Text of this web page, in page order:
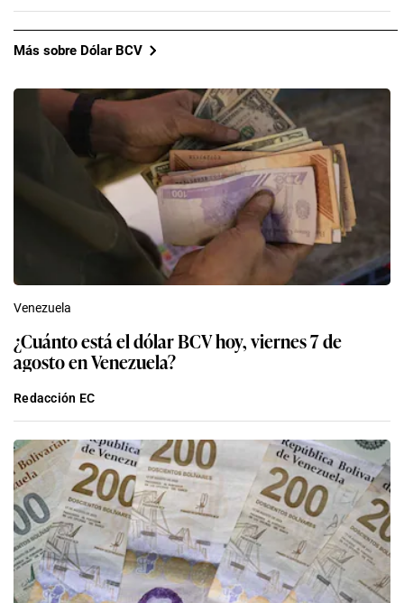
Más sobre Dólar BCV
Venezuela
¿Cuánto está el dólar BCV hoy, viernes 7 de
agosto en Venezuela?
Redacción EC